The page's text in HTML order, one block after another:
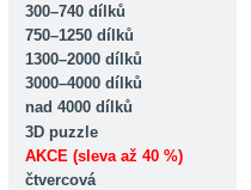
300–740 dílků
750–1250 dílků
1300–2000 dílků
3000–4000 dílků
nad 4000 dílků
3D puzzle
AKCE (sleva až 40 %)
čtvercová